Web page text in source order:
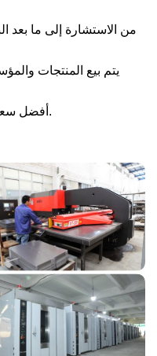
5. أفضل سعر، بيع المصنع مباشرة دون وسيط.